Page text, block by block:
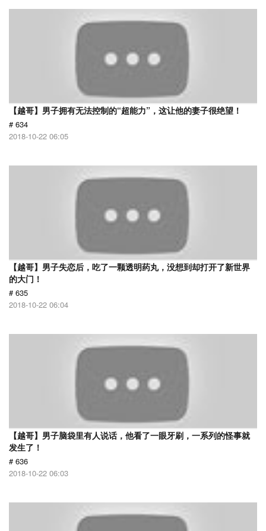
【越哥】男子拥有无法控制的“超能力”，这让他的妻子很绝望！
# 634
2018-10-22 06:05
【越哥】男子失恋后，吃了一颗透明药丸，没想到却打开了新世界
的大门！
# 635
2018-10-22 06:04
【越哥】男子脑袋里有人说话，他看了一眼牙刷，一系列的怪事就
发生了！
# 636
2018-10-22 06:03